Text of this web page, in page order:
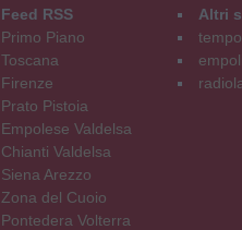
Feed RSS
Primo Piano
Toscana
Firenze
Prato Pistoia
Empolese Valdelsa
Chianti Valdelsa
Siena Arezzo
Zona del Cuoio
Pontedera Volterra
Altri